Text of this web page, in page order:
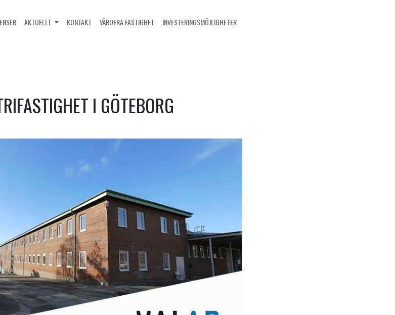
AKTUELLT KONTAKT VÄRDERA FASTIGHET INVESTERINGSMÖJLIGHETER
I GÖTEBORG